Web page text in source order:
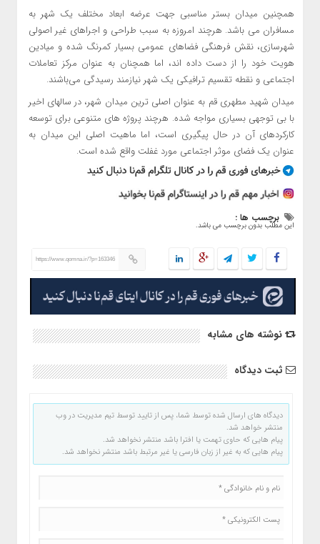
همچنین میدان بستر مناسبی جهت عرضه ابعاد مختلف یک شهر به
مسافران می باشد. هرچند امروزه به سبب طراحی و اجراهای غیر اصولی
شهرسازی، نقش فرهنگی فضاهای عمومی بسیار کمرنگ شده و میادین
هویت خود را از دست داده اند، اما همچنان به عنوان مرکز تعاملات
اجتماعی و نقطه تقسیم ترافیکی یک شهر نیازمند رسیدگی می‌باشند.
میدان شهید مطهری قم به عنوان اصلی ترین میدان شهر، در سالهای اخیر
با بی توجهی بسیاری مواجه شده. هرچند پروژه های متنوعی برای توسعه
کارکردهای آن در حال پیگیری است، اما ماهیت اصلی این میدان به
عنوان یک فضای موثر اجتماعی مورد غفلت واقع شده است.
برچسب ها :
این مطلب بدون برچسب می باشد.
https://www.qomna.ir/?p=163346
نوشته های مشابه
ثبت دیدگاه
دیدگاه های ارسال شده توسط شما، پس از تایید توسط تیم مدیریت در وب
منتشر خواهد شد.
پیام هایی که حاوی تهمت یا افترا باشد منتشر نخواهد شد.
پیام هایی که به غیر از زبان فارسی یا غیر مرتبط باشد منتشر نخواهد شد.